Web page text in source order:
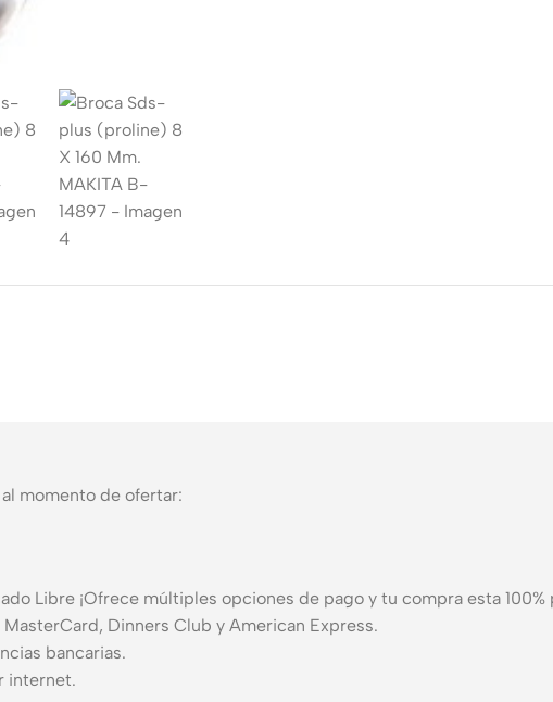
momento de ofertar:
Libre ¡Ofrece múltiples opciones de pago y tu compra esta 100%
Dinners Club y American Express.
bancarias.
internet.